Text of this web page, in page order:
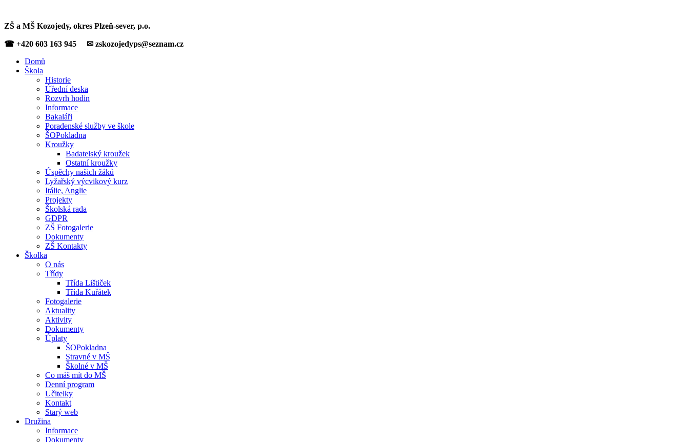
ZŠ a MŠ Kozojedy, okres Plzeň-sever, p.o.
☎ +420 603 163 945 ✉ zskozojedyps@seznam.cz
Domů
Škola
Historie
Úřední deska
Rozvrh hodin
Informace
Bakaláři
Poradenské služby ve škole
ŠOPokladna
Kroužky
Badatelský kroužek
Ostatní kroužky
Úspěchy našich žáků
Lyžařský výcvikový kurz
Itálie, Anglie
Projekty
Školská rada
GDPR
ZŠ Fotogalerie
Dokumenty
ZŠ Kontakty
Školka
O nás
Třídy
Třída Lištiček
Třída Kuřátek
Fotogalerie
Aktuality
Aktivity
Dokumenty
Úplaty
ŠOPokladna
Stravné v MŠ
Školné v MŠ
Co máš mít do MŠ
Denní program
Učitelky
Kontakt
Starý web
Družina
Informace
Dokumenty